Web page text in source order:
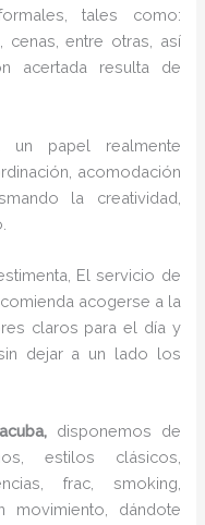
tales como:
cenas, entre otras, así
acertada resulta de
papel realmente
acomodación
la creatividad,
El servicio de
acogerse a la
claros para el día y
dejar a un lado los
disponemos de
estilos clásicos,
frac, smoking,
movimiento, dándote